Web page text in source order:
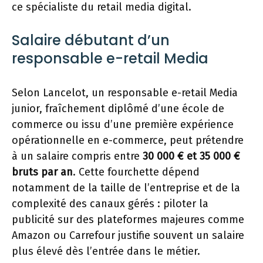
ce spécialiste du retail media digital.
Salaire débutant d’un
responsable e-retail Media
Selon Lancelot, un responsable e-retail Media
junior, fraîchement diplômé d’une école de
commerce ou issu d’une première expérience
opérationnelle en e-commerce, peut prétendre
à un salaire compris entre 30 000 € et 35 000 €
bruts par an. Cette fourchette dépend
notamment de la taille de l’entreprise et de la
complexité des canaux gérés : piloter la
publicité sur des plateformes majeures comme
Amazon ou Carrefour justifie souvent un salaire
plus élevé dès l’entrée dans le métier.